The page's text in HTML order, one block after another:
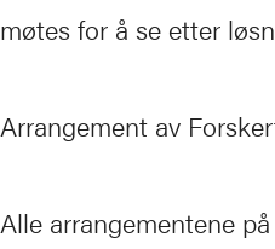
møtes for å se etter
Arrangement av
Alle arrangementene